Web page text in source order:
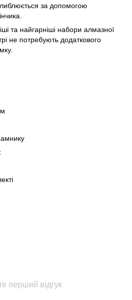
за допомогою
та найгарніші набори алмазної
не потребують додаткового
перший відгук